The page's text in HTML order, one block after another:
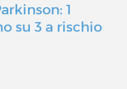
1
su 3 a rischio